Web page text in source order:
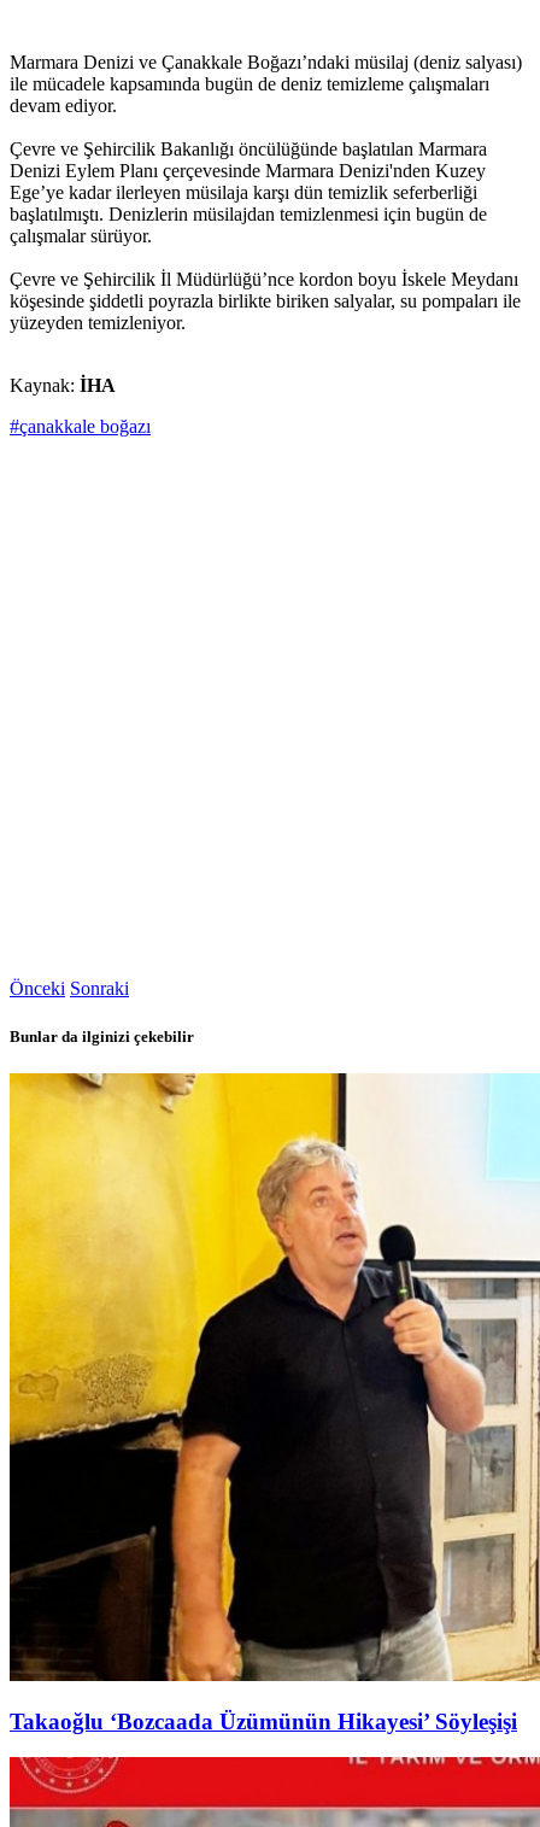
Marmara Denizi ve Çanakkale Boğazı’ndaki müsilaj (deniz salyası)
ile mücadele kapsamında bugün de deniz temizleme çalışmaları
devam ediyor.
Çevre ve Şehircilik Bakanlığı öncülüğünde başlatılan Marmara
Denizi Eylem Planı çerçevesinde Marmara Denizi'nden Kuzey
Ege’ye kadar ilerleyen müsilaja karşı dün temizlik seferberliği
başlatılmıştı. Denizlerin müsilajdan temizlenmesi için bugün de
çalışmalar sürüyor.
Çevre ve Şehircilik İl Müdürlüğü’nce kordon boyu İskele Meydanı
köşesinde şiddetli poyrazla birlikte biriken salyalar, su pompaları ile
yüzeyden temizleniyor.
Kaynak: İHA
#çanakkale boğazı
Önceki Sonraki
Bunlar da ilginizi çekebilir
Takaoğlu ‘Bozcaada Üzümünün Hikayesi’ Söyleşişi